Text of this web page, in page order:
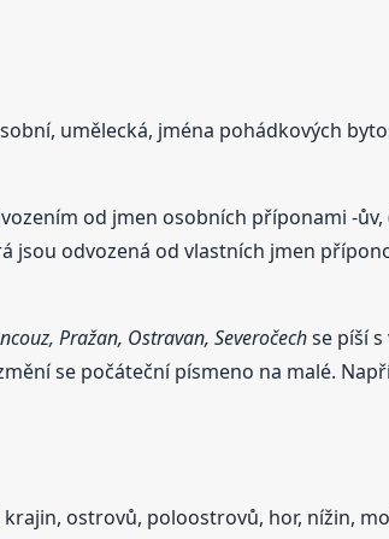
umělecká, jména pohádkových
od jmen osobních příponami -ův,
odvozená od vlastních jmen
Pražan, Ostravan, Severočechse píší s
se počáteční písmeno na malé.
ostrovů, poloostrovů, hor, nížin,